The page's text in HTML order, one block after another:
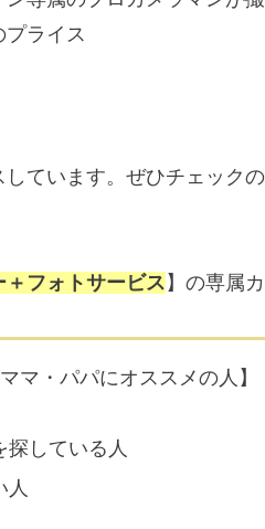
ライス
ています。ぜひチェック
フォトサービス 】の専属
マ・パパにオススメの人】
探している人
人